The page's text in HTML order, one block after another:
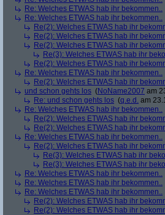
Re: Welches ETWAS hab ihr bekommen..
Re: Welches ETWAS hab ihr bekommen..
Re(2): Welches ETWAS hab ihr
Re(2): Welches ETWAS hab ihr
Re(2): Welches ETWAS hab ihr
Re(3): Welches ETWAS hab ihr
Re(2): Welches ETWAS hab ihr
Re: Welches ETWAS hab ihr bekommen..
Re(2): Welches ETWAS hab ihr
und schon gehts los (NoName2007 am
Re: und schon gehts los (q.e.d. am
Re: Welches ETWAS hab ihr bekommen..
Re(2): Welches ETWAS hab ihr
Re(2): Welches ETWAS hab ihr
Re: Welches ETWAS hab ihr bekommen..
Re(2): Welches ETWAS hab ihr
Re(3): Welches ETWAS hab ihr
Re(3): Welches ETWAS hab ihr
Re: Welches ETWAS hab ihr bekommen..
Re: Welches ETWAS hab ihr bekommen..
Re: Welches ETWAS hab ihr bekommen..
Re(2): Welches ETWAS hab ihr
Re(2): Welches ETWAS hab ihr